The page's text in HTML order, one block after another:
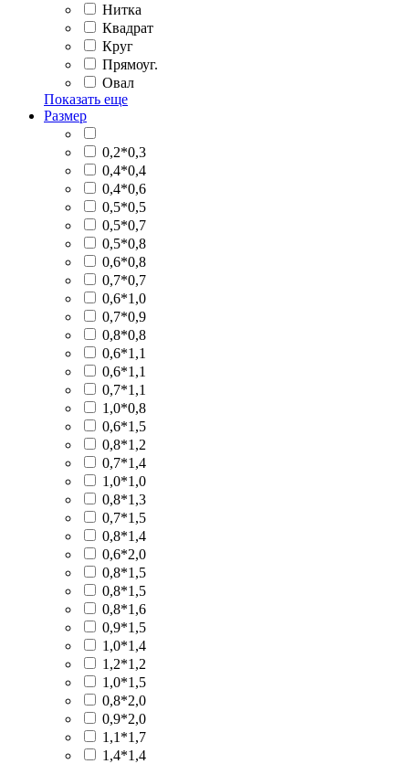
Нитка
Квадрат
Круг
Прямоуг.
Овал
Показать еще
Размер
0,2*0,3
0,4*0,4
0,4*0,6
0,5*0,5
0,5*0,7
0,5*0,8
0,6*0,8
0,7*0,7
0,6*1,0
0,7*0,9
0,8*0,8
0,6*1,1
0,6*1,1
0,7*1,1
1,0*0,8
0,6*1,5
0,8*1,2
0,7*1,4
1,0*1,0
0,8*1,3
0,7*1,5
0,8*1,4
0,6*2,0
0,8*1,5
0,8*1,5
0,8*1,6
0,9*1,5
1,0*1,4
1,2*1,2
1,0*1,5
0,8*2,0
0,9*2,0
1,1*1,7
1,4*1,4